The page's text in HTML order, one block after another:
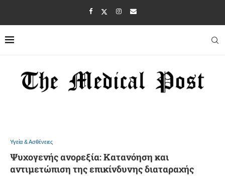
Υγεία & Ασθένειες
Ψυχογενής ανορεξία: Κατανόηση και
αντιμετώπιση της επικίνδυνης διαταραχής